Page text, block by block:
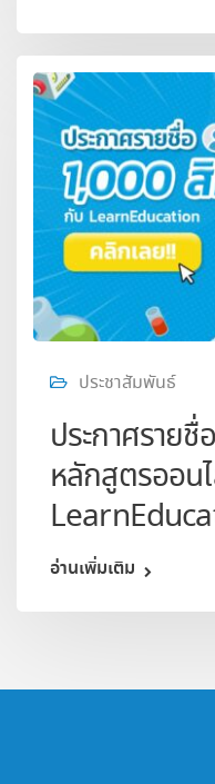
ประชาสัมพันธ์
ประกาศราย
หลักสูตรออน
อ่านเพิ่มเติม